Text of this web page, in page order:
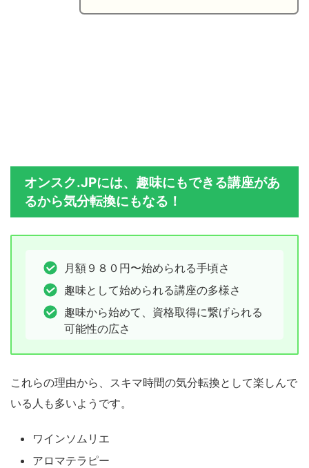
オンスク.JPには、趣味にもできる講座があ
るから気分転換にもなる！
月額９８０円〜始められる手頃さ
趣味として始められる講座の多様さ
趣味から始めて、資格取得に繋げられる
可能性の広さ
これらの理由から、スキマ時間の気分転換として楽しんで
いる人も多いようです。
ワインソムリエ
アロマテラピー